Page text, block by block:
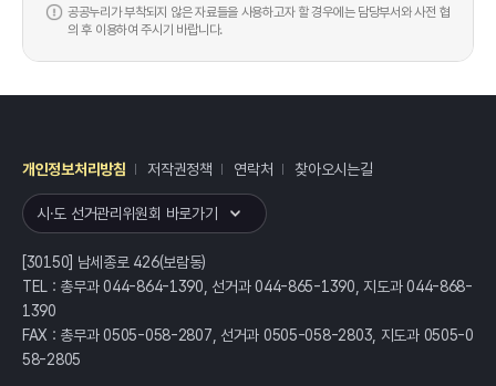
공공누리가 부착되지 않은 자료들을 사용하고자 할 경우에는 담당부서와 사전 협
의 후 이용하여 주시기 바랍니다.
개인정보처리방침 저작권정책 연락처 찾아오시는길
시·도 선거관리위원회 바로가기
[30150] 남세종로 426(보람동)
TEL : 총무과 044-864-1390, 선거과 044-865-1390, 지도과 044-868-
1390
FAX : 총무과 0505-058-2807, 선거과 0505-058-2803, 지도과 0505-0
58-2805